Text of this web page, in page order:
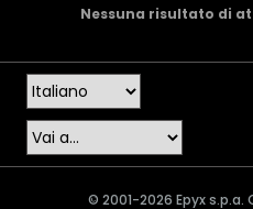
Nessuna risultato di
© 2001-2026 Epyx s.p.a.